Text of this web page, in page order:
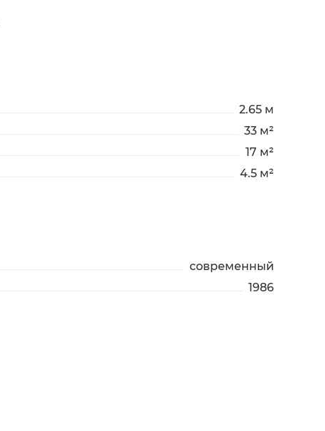
2.65 м
33 м²
17 м²
4.5 м²
современный
1986